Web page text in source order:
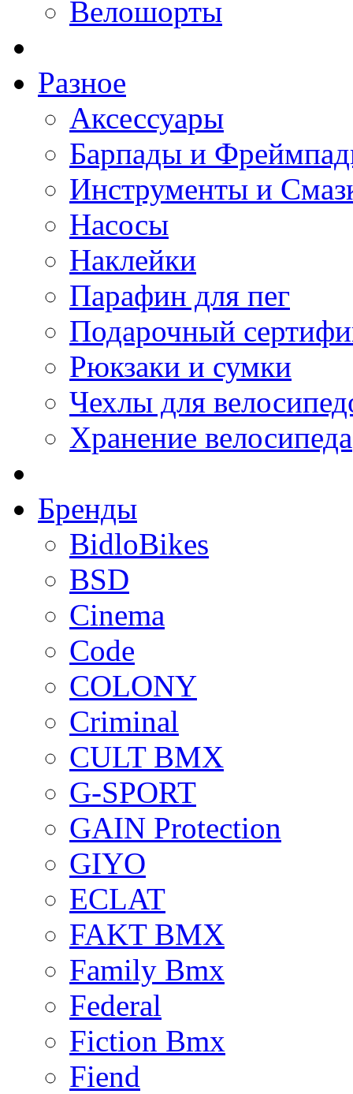
Велошорты
Разное
Аксессуары
Барпады и
Инструменты и
Насосы
Наклейки
Парафин для пег
Подарочный
Рюкзаки и сумки
Чехлы для
Хранение велосипеда
Бренды
BidloBikes
BSD
Cinema
Code
COLONY
Criminal
CULT BMX
G-SPORT
GAIN Protection
GIYO
ECLAT
FAKT BMX
Family Bmx
Federal
Fiction Bmx
Fiend